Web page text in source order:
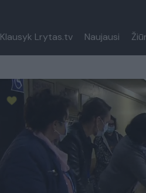
Klausyk Lrytas.tv Naujausi